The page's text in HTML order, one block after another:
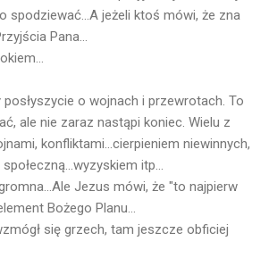
spodziewać...A jeżeli ktoś mówi, że zna
Pana...
o wojnach i przewrotach. To
ale nie zaraz nastąpi koniec. Wielu z
konfliktami...cierpieniem niewinnych,
itp...
Jezus mówi, że "to najpierw
Bożego Planu...
się grzech, tam jeszcze obficiej